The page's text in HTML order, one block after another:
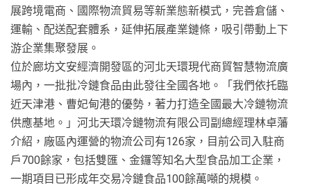
展跨境電商、國際物流貿易等新業態新模式，完善倉儲、
運輸、配送配套體系，延伸拓展產業鏈條，吸引帶動上下
游企業集聚發展。
位於廊坊文安經濟開發區的河北天環現代商貿智慧物流廣
場內，一批批冷鏈食品由此發往全國各地。「我們依托臨
近天津港、曹妃甸港的優勢，著力打造全國最大冷鏈物流
供應基地。」河北天環冷鏈物流有限公司副總經理林卓藩
介紹，廠區內運營的物流公司有126家，目前公司入駐商
戶700餘家，包括雙匯、金鑼等知名大型食品加工企業，
一期項目已形成年交易冷鏈食品100餘萬噸的規模。